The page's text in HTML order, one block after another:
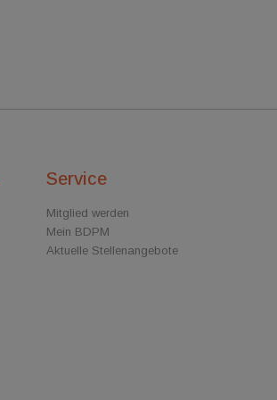
Service
Mitglied werden
Mein BDPM
Aktuelle Stellenangebote